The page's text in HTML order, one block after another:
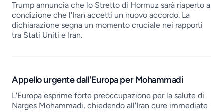
Trump annuncia che lo Stretto di Hormuz sarà riaperto a
condizione che l'Iran accetti un nuovo accordo. La
dichiarazione segna un momento cruciale nei rapporti
tra Stati Uniti e Iran.
Appello urgente dall'Europa per Mohammadi
L'Europa esprime forte preoccupazione per la salute di
Narges Mohammadi, chiedendo all'Iran cure immediate